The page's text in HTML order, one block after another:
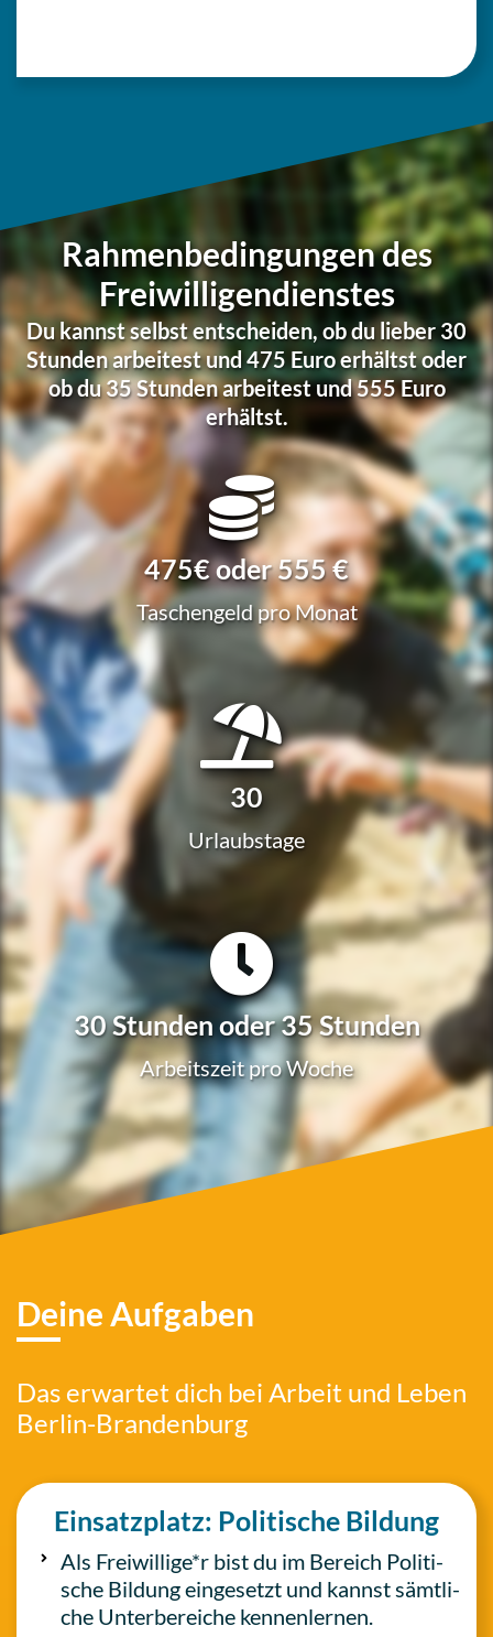
Rahmenbedingungen des
Freiwilligendienstes
Du kannst selbst ent­schei­den, ob du lieber 30
Stunden arbei­test und 475 Euro erhältst oder
ob du 35 Stunden arbei­test und 555 Euro
erhältst.
475€ oder 555 €
Taschen­geld pro Monat
30
Urlaubs­ta­ge
30 Stunden oder 35 Stunden
Arbeits­zeit pro Woche
Deine Aufgaben
Das erwar­tet dich bei Arbeit und Leben
Berlin-Brandenburg
Ein­satz­platz: Poli­ti­sche Bildung
Als Freiwillige*r bist du im Bereich Poli­ti­
sche Bildung ein­ge­setzt und kannst sämt­li­
che Unter­be­rei­che kennenlernen.